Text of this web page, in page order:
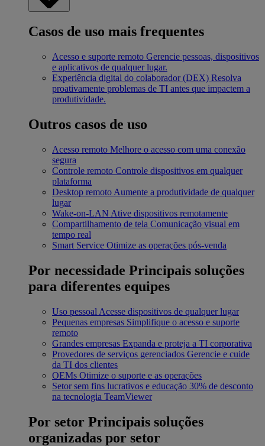
Casos de uso mais frequentes
Acesso e suporte remoto Gerencie pessoas, dispositivos
e aplicativos de qualquer lugar.
Experiência digital do colaborador (DEX) Resolva
proativamente problemas de TI antes que impactem a
produtividade.
Outros casos de uso
Acesso remoto Melhore o acesso com uma conexão
segura
Controle remoto Controle dispositivos em qualquer
plataforma
Desktop remoto Aumente a produtividade de qualquer
lugar
Wake-on-LAN Ative dispositivos remotamente
Compartilhamento de tela Comunicação visual em
tempo real
Smart Service Otimize as operações pós-venda
Por necessidade Principais soluções
para diferentes equipes
Uso pessoal Acesse dispositivos de qualquer lugar
Pequenas empresas Simplifique o acesso e suporte
remoto
Grandes empresas Expanda e proteja a TI corporativa
Provedores de serviços gerenciados Gerencie e cuide
da TI dos clientes
OEMs Otimize o suporte e as operações
Setor sem fins lucrativos e educação 30% de desconto
na tecnologia TeamViewer
Por setor Principais soluções
organizadas por setor